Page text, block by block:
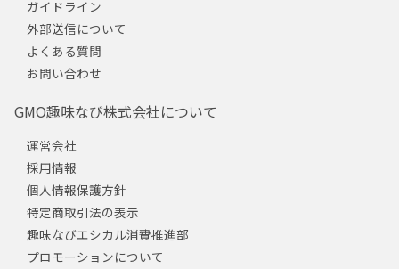
ガイドライン
外部送信について
よくある質問
お問い合わせ
GMO趣味なび株式会社について
運営会社
採用情報
個人情報保護方針
特定商取引法の表示
趣味なびエシカル消費推進部
プロモーションについて